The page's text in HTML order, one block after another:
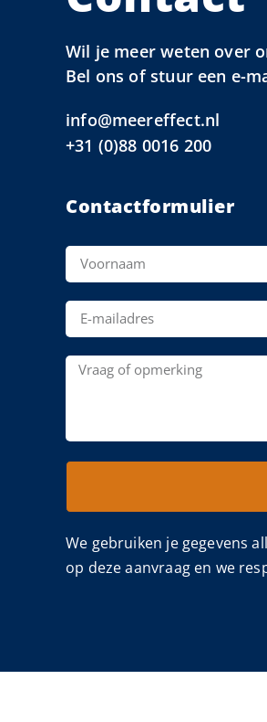
Wil je meer weten over
Bel ons of stuur een e-
info@meereffect.nl
+31 (0)88 0016 200
Contactformulier
We gebruiken je gegevens
op deze aanvraag en we